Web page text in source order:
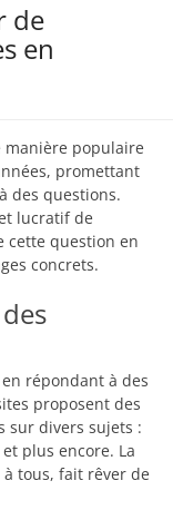
de
en
manière populaire
promettant
des questions.
lucratif de
cette question en
concrets.
en répondant à des
proposent des
sur divers sujets :
plus encore. La
à tous, fait rêver de